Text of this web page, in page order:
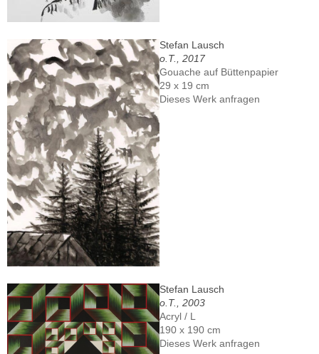
Stefan Lausch
o.T., 2017
Gouache auf Büttenpapier
29 x 19 cm
Dieses Werk anfragen
Stefan Lausch
o.T., 2003
Acryl / L
190 x 190 cm
Dieses Werk anfragen